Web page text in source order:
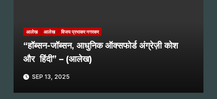
आलेख आलेख विजय प्रभाकर नगरकर
“हॉब्सन-जॉब्सन, आधुनिक ऑक्सफोर्ड अंग्रेज़ी कोश
और हिंदी” – (आलेख)
SEP 13, 2025